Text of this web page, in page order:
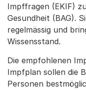
Impffragen (EKIF)
Gesundheit (BAG).
regelmässig und
Wissensstand.
Die empfohlenen
Impfplan sollen die
Personen